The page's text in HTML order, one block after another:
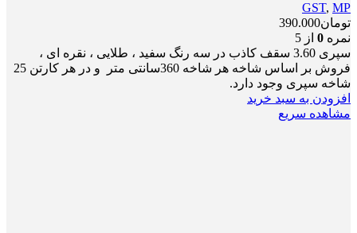
GST, MP
تومان390.000
نمره 0 از 5
سپری 3.60 سقف کاذب در سه رنگ سفید ، طلایی ، نقره ای ،
فروش بر اساس شاخه هر شاخه 360سانتی متر و در هر کارتن 25
شاخه سپری وجود دارد.
افزودن به سبد خرید
مشاهده سریع